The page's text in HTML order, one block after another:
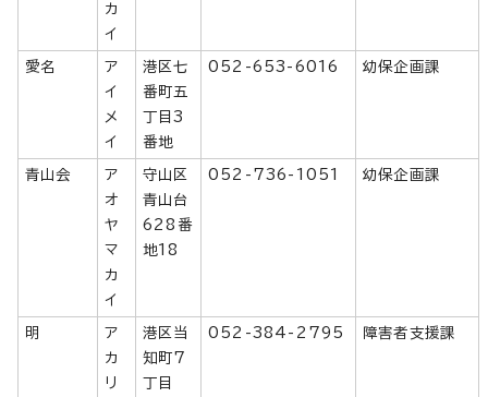
カ
イ
愛名
ア
イ
メ
イ
港区七
番町五
丁目3
番地
052-653-6016 幼保企画課
青山会
ア
オ
ヤ
マ
カ
イ
守山区
青山台
628番
地18
052-736-1051 幼保企画課
明
ア
カ
リ
港区当
知町7
丁目
052-384-2795 障害者支援課